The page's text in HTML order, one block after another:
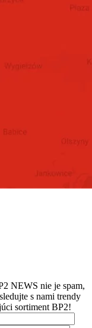
NEWS nie je spam,
s nami trendy
sortiment BP2!